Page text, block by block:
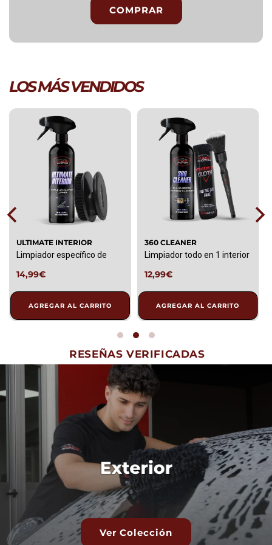
COMPRAR
LOS MÁS VENDIDOS
ULTIMATE INTERIOR
Limpiador específico de
14,99€
AGREGAR AL CARRITO
360 CLEANER
Limpiador todo en 1 interior
12,99€
AGREGAR AL CARRITO
RESEÑAS VERIFICADAS
link
Ver Colección